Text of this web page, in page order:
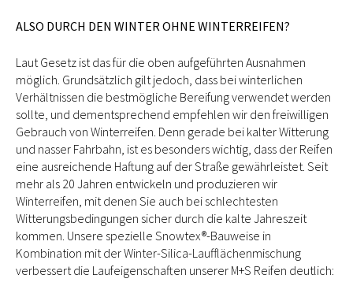
ALSO DURCH DEN WINTER OHNE WINTERREIFEN?
Laut Gesetz ist das für die oben aufgeführten Ausnahmen
möglich. Grundsätzlich gilt jedoch, dass bei winterlichen
Verhältnissen die bestmögliche Bereifung verwendet werden
sollte, und dementsprechend empfehlen wir den freiwilligen
Gebrauch von Winterreifen. Denn gerade bei kalter Witterung
und nasser Fahrbahn, ist es besonders wichtig, dass der Reifen
eine ausreichende Haftung auf der Straße gewährleistet. Seit
mehr als 20 Jahren entwickeln und produzieren wir
Winterreifen, mit denen Sie auch bei schlechtesten
Witterungsbedingungen sicher durch die kalte Jahreszeit
kommen. Unsere spezielle Snowtex®-Bauweise in
Kombination mit der Winter-Silica-Laufflächenmischung
verbessert die Laufeigenschaften unserer M+S Reifen deutlich: